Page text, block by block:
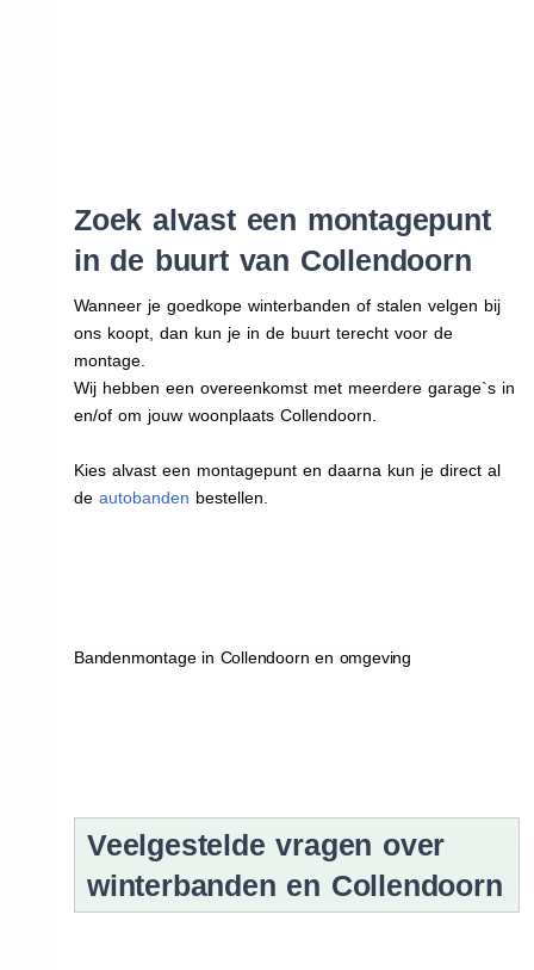
Zoek alvast een montagepunt
in de buurt van Collendoorn
Wanneer je goedkope winterbanden of stalen velgen bij
ons koopt, dan kun je in de buurt terecht voor de
montage.
Wij hebben een overeenkomst met meerdere garage`s in
en/of om jouw woonplaats Collendoorn.
Kies alvast een montagepunt en daarna kun je direct al
de autobanden bestellen.
Bandenmontage in Collendoorn en omgeving
Veelgestelde vragen over
winterbanden en Collendoorn